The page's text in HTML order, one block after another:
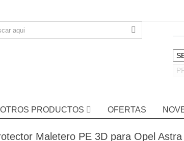
OTROS PRODUCTOS OFERTAS
Maletero PE 3D para Opel